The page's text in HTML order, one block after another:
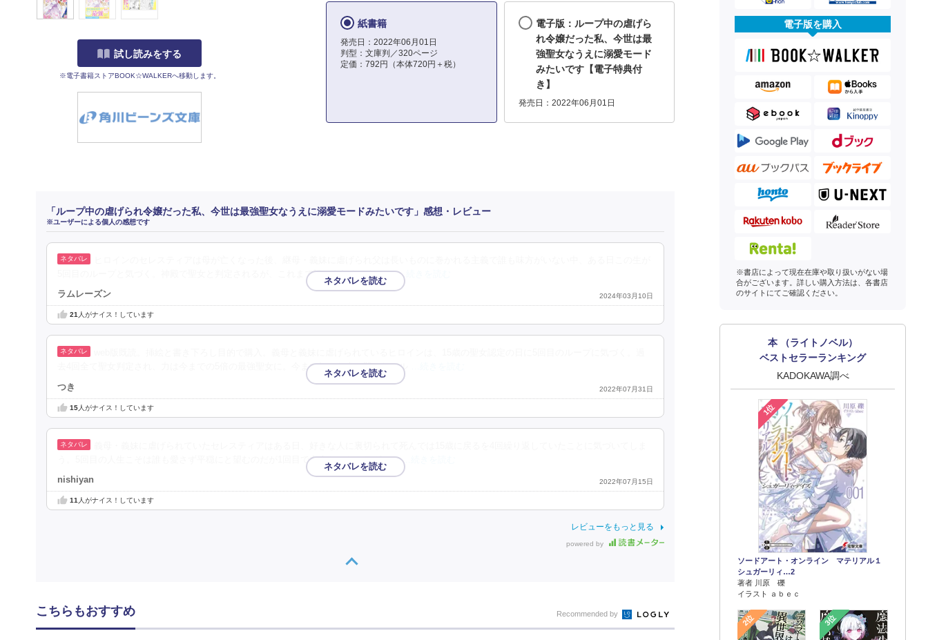
試し読みをする
※電子書籍ストアBOOK☆WALKERへ移動します。
紙書籍
発売日：2022年06月01日
判型：文庫判／320ページ
定価：792円（本体720円＋税）
電子版：ループ中の虐げら
れ令嬢だった私、今世は最
強聖女なうえに溺愛モード
みたいです【電子特典付
き】
発売日：2022年06月01日
「ループ中の虐げられ令嬢だった私、今世は最強聖女なうえに溺愛モードみたいです」感想・レビュー
※ユーザーによる個人の感想です
5回目のループと気づく。神殿で聖女と判定されるが、これまで誰かを好きになって …続きを読む
ラムレーズン 2024年03月10日
21人がナイス！しています
去4回全て聖女判定され、力は今までの5倍の最強聖女に。今まで好きな人に殺されてル
つき 2022年07月31日
15人がナイス！しています
う。5回目の人生こそは誰も愛さず平穏にと望むのだが1回目で友人だったトラヴィス …続きを読む
nishiyan 2022年07月15日
11人がナイス！しています
レビューをもっと見る
powered by
電子版を購入
※書店によって現在在庫や取り扱いがない場
合がございます。詳しい購入方法は、各書店
のサイトにてご確認ください。
本 （ライトノベル）
ベストセラーランキング
KADOKAWA調べ
1位
ソードアート・オンライン マテリアル１
シュガーリィ…2
著者 川原 礫
イラスト ａｂｅｃ
2位 3位
こちらもおすすめ Recommended by